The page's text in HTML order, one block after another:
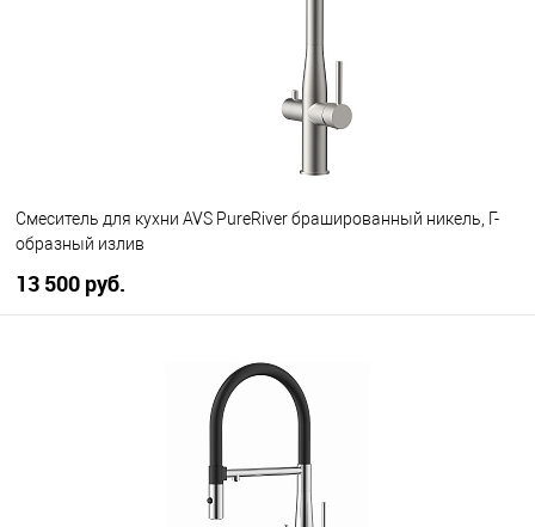
Смеситель для кухни AVS PureRiver брашированный никель, Г-
образный излив
13 500 руб.